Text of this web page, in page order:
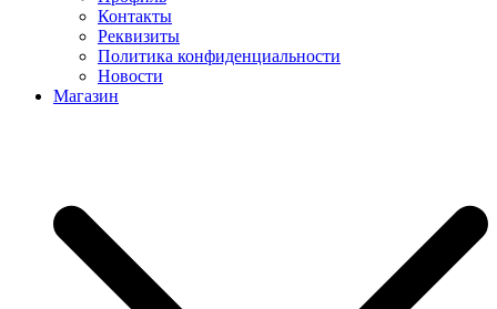
Контакты
Реквизиты
Политика конфиденциальности
Новости
Магазин